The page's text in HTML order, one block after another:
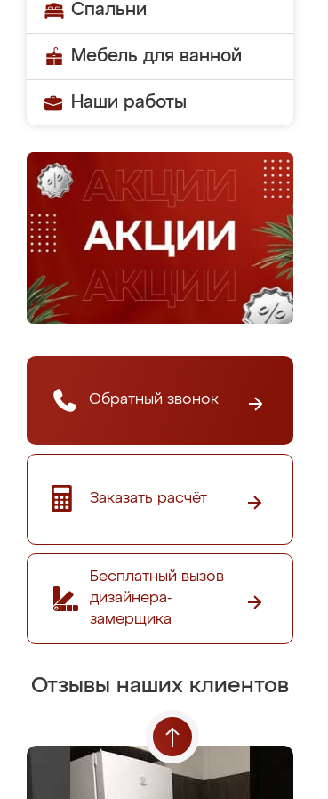
Спальни
Мебель для ванной
Наши работы
Обратный звонок
Заказать расчёт
Бесплатный вызов
дизайнера-
замерщика
Отзывы наших клиентов